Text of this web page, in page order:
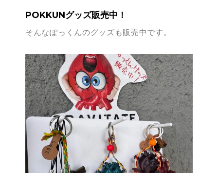
POKKUNグッズ販売中！
そんなぽっくんのグッズも販売中です。